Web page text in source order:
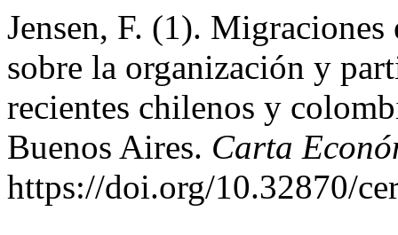
Jensen, F. (1).
sobre la organización y
recientes chilenos y
Buenos Aires. Carta
https://doi.org/10.32870/